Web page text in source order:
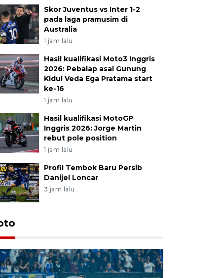
Skor Juventus vs Inter 1-2
pada laga pramusim di
Australia
1 jam lalu
Hasil kualifikasi Moto3 Inggris
2026: Pebalap asal Gunung
Kidul Veda Ega Pratama start
ke-16
1 jam lalu
Hasil kualifikasi MotoGP
Inggris 2026: Jorge Martin
rebut pole position
1 jam lalu
Profil Tembok Baru Persib
Danijel Loncar
3 jam lalu